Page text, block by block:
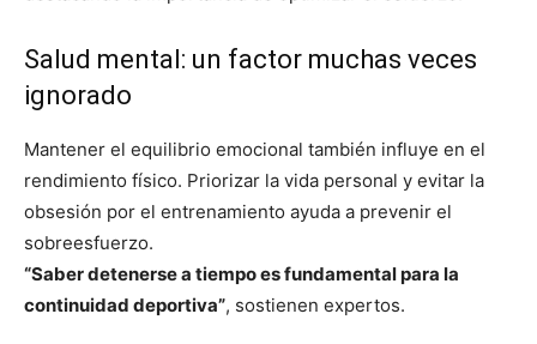
Salud mental: un factor muchas veces
ignorado
Mantener el equilibrio emocional también influye en el
rendimiento físico. Priorizar la vida personal y evitar la
obsesión por el entrenamiento ayuda a prevenir el
sobreesfuerzo.
“Saber detenerse a tiempo es fundamental para la
continuidad deportiva”, sostienen expertos.